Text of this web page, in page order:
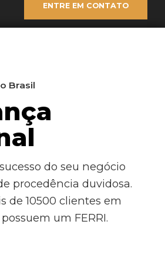
ENTRE EM CONTATO
Brasil
do seu negócio
procedência duvidosa.
de 10500 clientes em
um FERRI.